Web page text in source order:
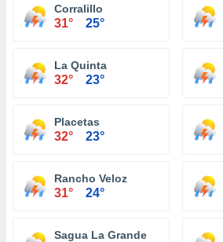
Corralillo
31° 25°
La Quinta
32° 23°
Placetas
32° 23°
Rancho Veloz
31° 24°
Sagua La Grande